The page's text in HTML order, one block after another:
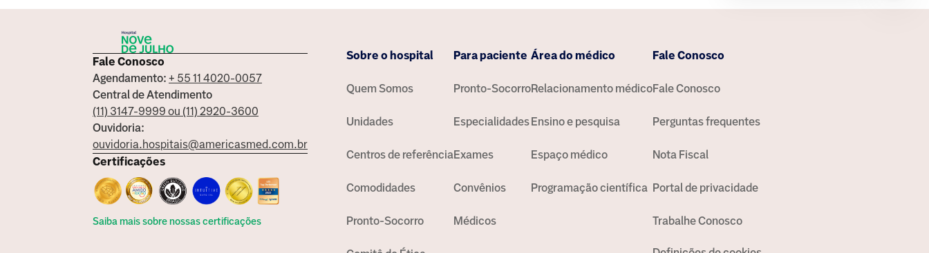
Fale Conosco
Agendamento: + 55 11 4020-0057
Central de Atendimento
(11) 3147-9999 ou (11) 2920-3600
Ouvidoria:
ouvidoria.hospitais@americasmed.com.br
Certificações
Saiba mais sobre nossas certificações
Sobre o hospital
Quem Somos
Unidades
Centros de referência
Comodidades
Pronto-Socorro
Para paciente
Pronto-Socorro
Especialidades
Exames
Convênios
Médicos
Área do médico
Relacionamento médico
Ensino e pesquisa
Espaço médico
Programação científica
Fale Conosco
Fale Conosco
Perguntas frequentes
Nota Fiscal
Portal de privacidade
Trabalhe Conosco